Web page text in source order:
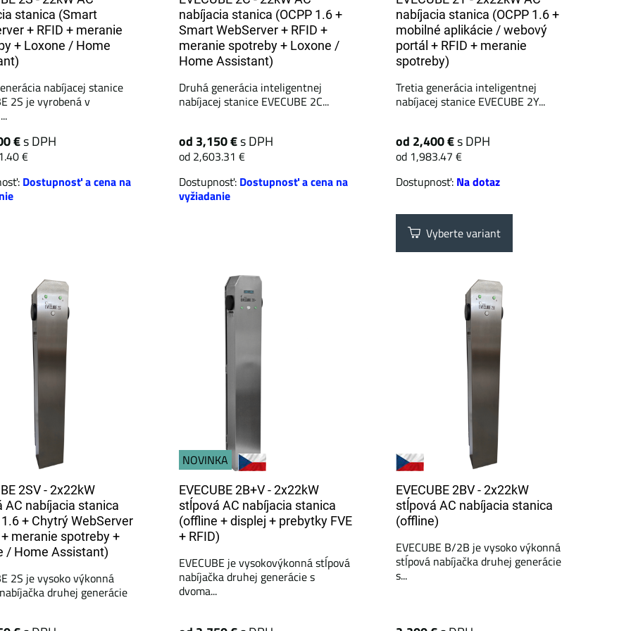
stanica (Smart
+ RFID + meranie
+ Loxone / Home
nabíjacej stanice
2S je vyrobená v
€s DPH
€
Dostupnosť a cena na
nabíjacia stanica (OCPP 1.6 +
Smart WebServer + RFID +
meranie spotreby + Loxone /
Home Assistant)
Druhá generácia inteligentnej
nabíjacej stanice EVECUBE 2C...
od 3,150 €s DPH
od 2,603.31 €
Dostupnosť: Dostupnosť a cena na
vyžiadanie
nabíjacia stanica (OCPP 1.6 +
mobilné aplikácie / webový
portál + ​​RFID + meranie
spotreby)
Tretia generácia inteligentnej
nabíjacej stanice EVECUBE 2Y...
od 2,400 €s DPH
od 1,983.47 €
Dostupnosť: Na dotaz
Vyberte variant
2SV - 2x22kW
AC nabíjacia stanica
1.6 + Chytrý WebServer
+ meranie spotreby +
/ Home Assistant)
2S je vysoko výkonná
druhej generácie
NOVINKA
EVECUBE 2B+V - 2x22kW
stĺpová AC nabíjacia stanica
(offline + displej + prebytky FVE
+ RFID)
EVECUBE je vysokovýkonná stĺpová
nabíjačka druhej generácie s
dvoma...
EVECUBE 2BV - 2x22kW
stĺpová AC nabíjacia stanica
(offline)
EVECUBE B/2B je vysoko výkonná
stĺpová nabíjačka druhej generácie
s...